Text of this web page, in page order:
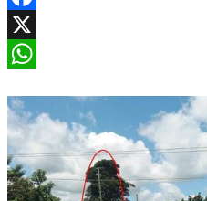
Facebook
X